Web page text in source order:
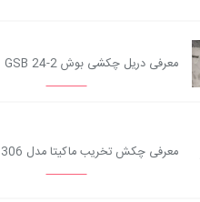
معرفی دریل چکشی بوش GSB 24-2
معرفی چکش تخریب ماکیتا مدل HM1306